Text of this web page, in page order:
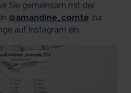
Sie gemeinsam mit der
@amandine_comte zur
auf Instagram ein.